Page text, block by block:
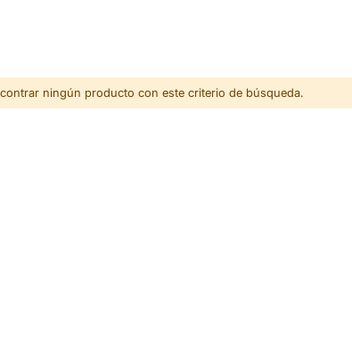
ningún producto con este criterio de búsqueda.